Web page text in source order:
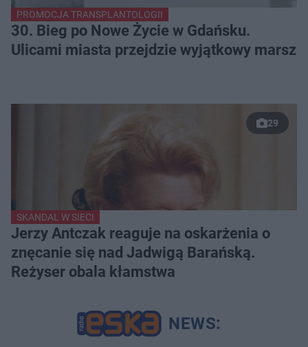
PROMOCJA TRANSPLANTOLOGII
30. Bieg po Nowe Życie w Gdańsku.
Ulicami miasta przejdzie wyjątkowy marsz
29
SKANDAL W SIECI
Jerzy Antczak reaguje na oskarżenia o
znęcanie się nad Jadwigą Barańską.
Reżyser obala kłamstwa